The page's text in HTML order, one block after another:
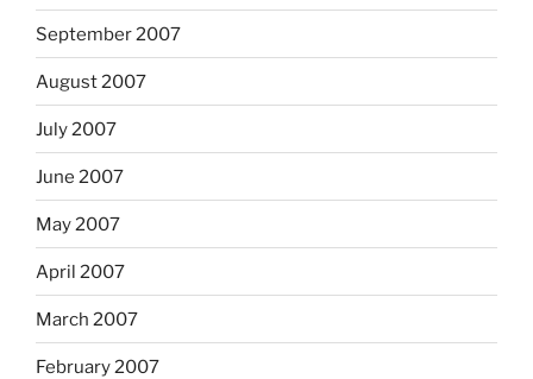
September 2007
August 2007
July 2007
June 2007
May 2007
April 2007
March 2007
February 2007